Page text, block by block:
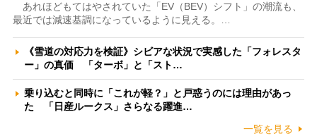
あれほどもてはやされていた「EV（BEV）シフト」の潮流も、
最近では減速基調になっているように見える。…
《雪道の対応力を検証》シビアな状況で実感した「フォレスタ
ー」の真価 「ターボ」と「スト…
乗り込むと同時に「これが軽？」と戸惑うのには理由があっ
た 「日産ルークス」さらなる躍進…
一覧を見る